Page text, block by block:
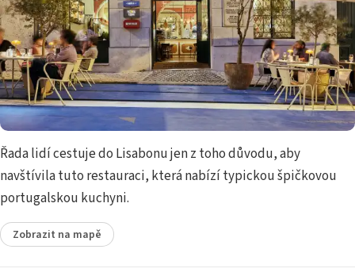
Řada lidí cestuje do Lisabonu jen z toho důvodu, aby
navštívila tuto restauraci, která nabízí typickou špičkovou
portugalskou kuchyni.
Zobrazit na mapě